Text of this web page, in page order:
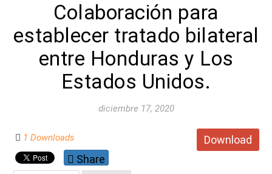
Colaboración para
establecer tratado bilateral
entre Honduras y Los
Estados Unidos.
diciembre 17, 2020
Download
1 Downloads
Share